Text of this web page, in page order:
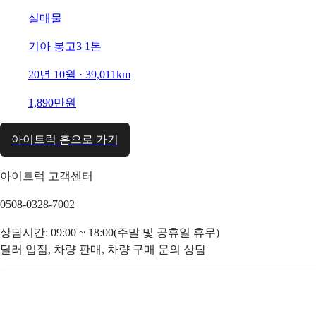
실매물
기아 봉고3 1톤
20년 10월 · 39,011km
1,890만원
아이트럭 홈으로 가기
아이트럭 고객센터
0508-0328-7002
상담시간: 09:00 ~ 18:00(주말 및 공휴일 휴무)
딜러 입점, 차량 판매, 차량 구매 문의 상담